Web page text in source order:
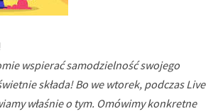
wspierać samodzielność swojego
składa! Bo we wtorek, podczas Live
właśnie o tym. Omówimy konkretne